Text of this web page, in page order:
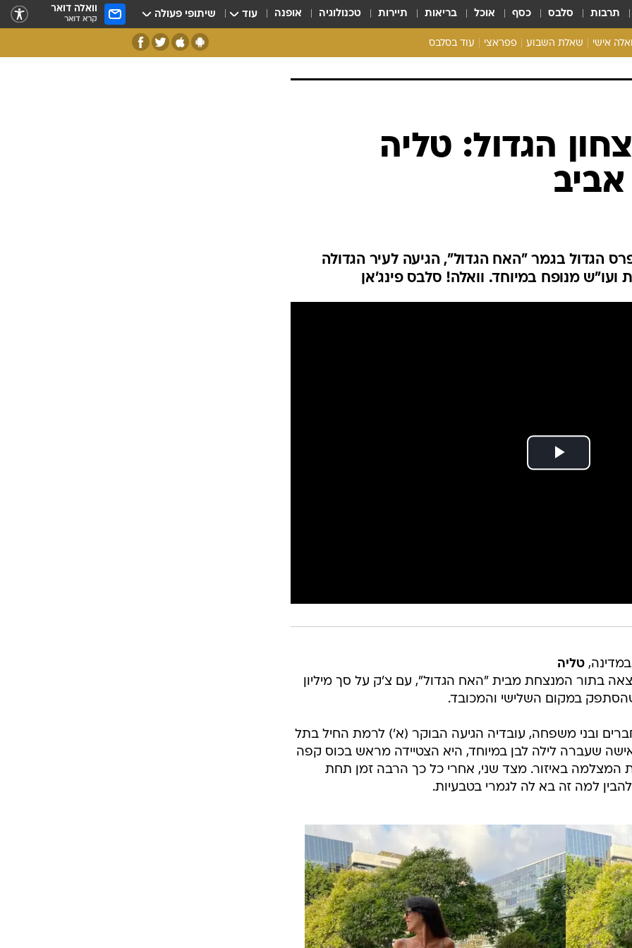
תרבות סלבס כסף אוכל בריאות תיירות טכנולוגיה אופנה עוד שיתופי פעולה וואלה דואר
קרא דואר
וואלה אישי שאלת השבוע פפראצי עוד בסלבס
כל הכתבות
רכלו לנו
הגדול: טליה
הגדול בגמר "האח הגדול", הגיעה לעיר הגדולה
מנופח במיוחד. וואלה! סלבס פינג'אן
טליה
בתור המנצחת מבית "האח הגדול", עם צ'ק על סך מיליון
במקום השלישי והמכובד.
ובני משפחה, עובדיה הגיעה הבוקר (א') לרמת החיל בתל
שעברה לילה לבן במיוחד, היא הצטיידה מראש בכוס קפה
המצלמה באיזור. מצד שני, אחרי כל כך הרבה זמן תחת